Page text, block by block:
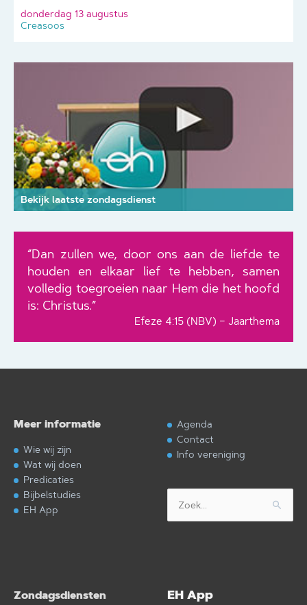
donderdag 13 augustus
Creasoos
Bekijk laatste zondagsdienst
“Dan zullen we, door ons aan de liefde te
houden en elkaar lief te hebben, samen
volledig toegroeien naar Hem die het hoofd
is: Christus.”
Efeze 4:15 (NBV) – Jaarthema
Meer informatie
Wie wij zijn
Wat wij doen
Predicaties
Bijbelstudies
EH App
Agenda
Contact
Info vereniging
naar:
Zondagsdiensten EH App